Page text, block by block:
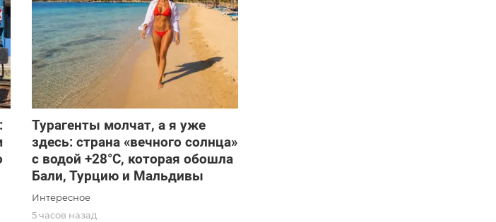
Турагенты молчат, а я уже
здесь: страна «вечного солнца»
с водой +28°C, которая обошла
Бали, Турцию и Мальдивы
Интересное
5 часов назад